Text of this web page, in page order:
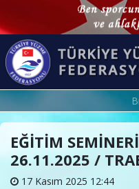
EĞİTİM
26.11.2025 /
17 Kasım 2025 12:44